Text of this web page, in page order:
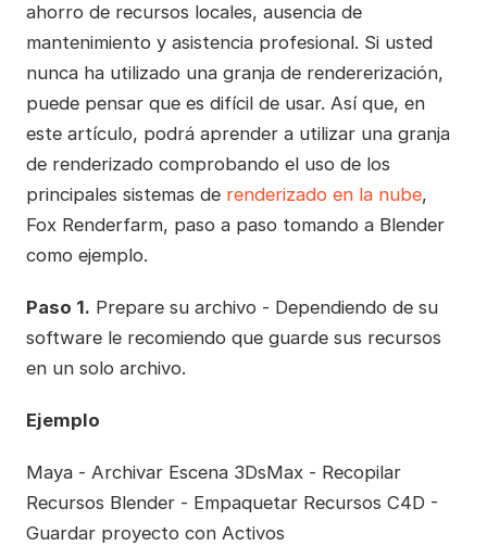
ahorro de recursos locales, ausencia de
mantenimiento y asistencia profesional. Si usted
nunca ha utilizado una granja de rendererización,
puede pensar que es difícil de usar. Así que, en
este artículo, podrá aprender a utilizar una granja
de renderizado comprobando el uso de los
principales sistemas de renderizado en la nube,
Fox Renderfarm, paso a paso tomando a Blender
como ejemplo.
Paso 1. Prepare su archivo - Dependiendo de su
software le recomiendo que guarde sus recursos
en un solo archivo.
Ejemplo
Maya - Archivar Escena 3DsMax - Recopilar
Recursos Blender - Empaquetar Recursos C4D -
Guardar proyecto con Activos